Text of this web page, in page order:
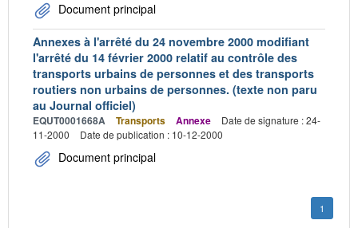
Document principal
Annexes à l'arrêté du 24 novembre 2000 modifiant
l'arrêté du 14 février 2000 relatif au contrôle des
transports urbains de personnes et des transports
routiers non urbains de personnes. (texte non paru
au Journal officiel)
EQUT0001668A Transports Annexe
Date de signature : 24-
11-2000
Date de publication : 10-12-2000
Document principal
1